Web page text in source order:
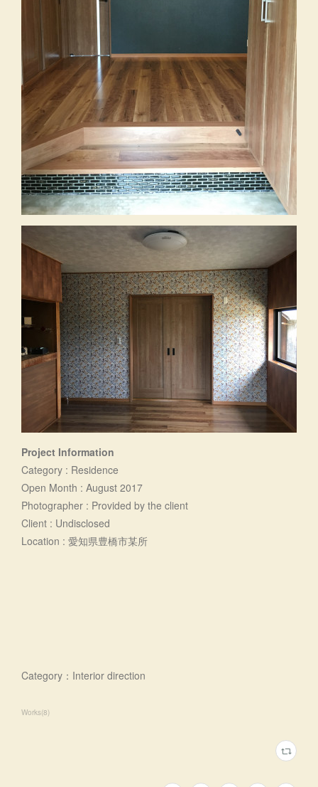
Project Information
Category : Residence
Open Month : August 2017
Photographer : Provided by the client
Client : Undisclosed
Location : 愛知県豊橋市某所
Category：Interior direction
Works(8)